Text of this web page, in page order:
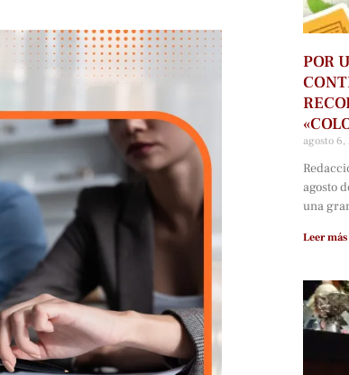
POR
agosto 6,
agosto
una
Leer más